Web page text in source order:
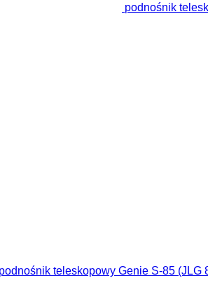
podnośnik
podnośnik teleskopowy Genie S-85 (JLG